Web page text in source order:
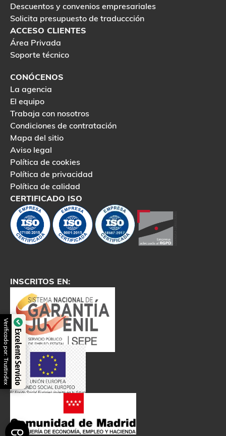
Descuentos y convenios empresariales
Solicita presupuesto de traduccción
ACCESO CLIENTES
Área Privada
Soporte técnico
CONÓCENOS
La agencia
El equipo
Trabaja con nosotros
Condiciones de contratación
Mapa del sitio
Aviso legal
Política de cookies
Política de privacidad
Política de calidad
CERTIFICADO ISO
INSCRITOS EN:
Excelente Servicio
Verificado por: Trustindex